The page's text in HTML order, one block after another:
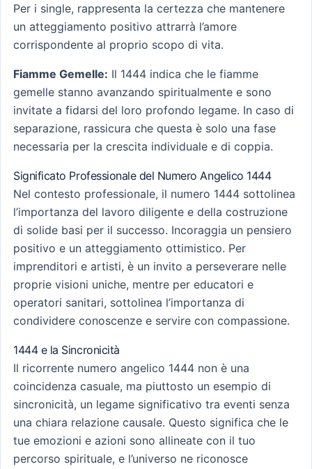
Per i single, rappresenta la certezza che mantenere
un atteggiamento positivo attrarrà l’amore
corrispondente al proprio scopo di vita.
Fiamme Gemelle: Il 1444 indica che le fiamme
gemelle stanno avanzando spiritualmente e sono
invitate a fidarsi del loro profondo legame. In caso di
separazione, rassicura che questa è solo una fase
necessaria per la crescita individuale e di coppia.
Significato Professionale del Numero Angelico 1444
Nel contesto professionale, il numero 1444 sottolinea
l’importanza del lavoro diligente e della costruzione
di solide basi per il successo. Incoraggia un pensiero
positivo e un atteggiamento ottimistico. Per
imprenditori e artisti, è un invito a perseverare nelle
proprie visioni uniche, mentre per educatori e
operatori sanitari, sottolinea l’importanza di
condividere conoscenze e servire con compassione.
1444 e la Sincronicità
Il ricorrente numero angelico 1444 non è una
coincidenza casuale, ma piuttosto un esempio di
sincronicità, un legame significativo tra eventi senza
una chiara relazione causale. Questo significa che le
tue emozioni e azioni sono allineate con il tuo
percorso spirituale, e l’universo ne riconosce